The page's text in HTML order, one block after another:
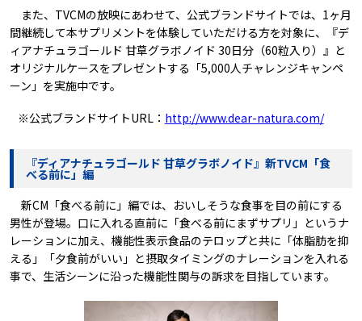
また、TVCMの放映にあわせて、公式ブランドサイトでは、1ヶ月
間継続して本サプリメントを体験していただける方を対象に、『デ
ィアナチュラゴールド 甘草グラボノイド 30日分（60粒入り）』と
オリジナルケースをプレゼントする「5,000人チャレンジキャンペ
ーン」を実施中です。
※公式ブランドサイトURL： http://www.dear-natura.com/
『ディアナチュラゴールド 甘草グラボノイド』新TVCM「食
べる前に」編
新CM「食べる前に」編では、おいしそうな食事を目の前にする
男性が登場。口に入れる直前に「食べる前にまずサプリ」というナ
レーションに加え、機能性表示食品のテロップと共に「体脂肪を抑
える」「夕食前がいい」と摂取タイミングのナレーションを入れる
事で、生活シーンに沿った機能性関与の訴求を目指しています。